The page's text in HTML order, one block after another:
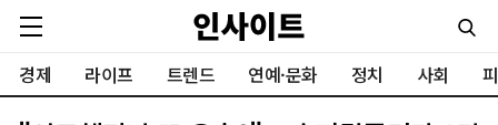
경제 라이프 트렌드 연예·문화 정치 사회